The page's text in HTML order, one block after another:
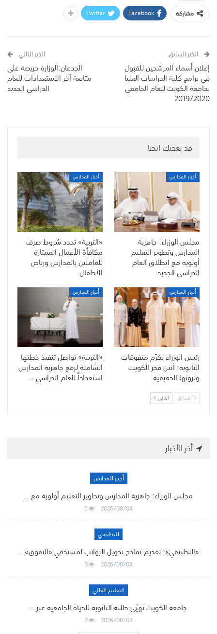
مشاركة
Facebook
Twitter
الخبر السابق
إعلان أسماء المرشحين للقبول
في برامج كلية الدراسات العليا
بجامعة الكويت للعام الجامعي
2019/2020
الخبر التالي
الجدعان:الوزارة حريصة على
متابعة آخر الاستعدادات للعام
الدراسي الجديد
قد يعجبك ايضا
أخبار المدارس
مجلس الوزراء: جاهزية
المدارس وتطوير التعليم
أولوية مع انطلاق العام
الدراسي الجديد
أخبار المدارس
«التربية» تحدد شروط صرف
مكافأة الأعمال الممتازة
للعاملين بالمدارس ورياض
الأطفال
أخبار المدارس
رئيس الوزراء يكرّم متفوقات
الثانوية: أنتن فخر الكويت
وثروتها الحقيقية
أخبار المدارس
«التربية» تواصل تنفيذ خطتها
الشاملة لرفع جاهزية المدارس
استعداداً للعام الدراسي…
السابق التالي
أخر الأخبار
أخبار المدارس
مجلس الوزراء: جاهزية المدارس وتطوير التعليم أولوية مع…
2026/08/04
5
التطبيقي
«التطبيقي»: تقديم نماذج تحويل الرواتب لمستحقي «التفوق»…
2026/08/04
3
التعليم العالي
جامعة الكويت تهيّئ طلبة الثانوية للحياة الجامعية عبر…
2026/08/04
2